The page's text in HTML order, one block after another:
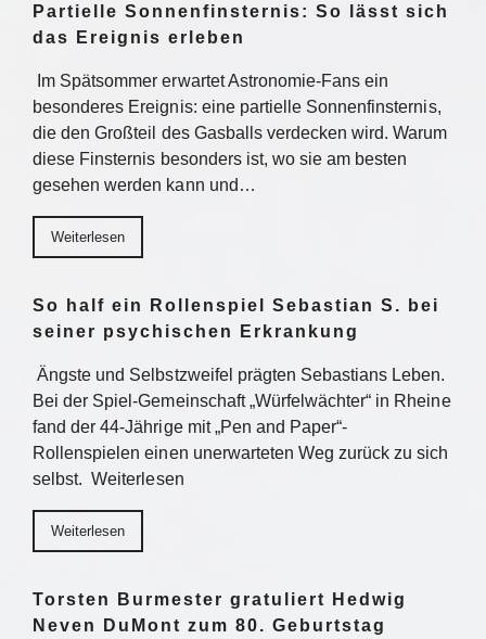
Partielle Sonnenfinsternis: So lässt sich
das Ereignis erleben
Im Spätsommer erwartet Astronomie-Fans ein
besonderes Ereignis: eine partielle Sonnenfinsternis,
die den Großteil des Gasballs verdecken wird. Warum
diese Finsternis besonders ist, wo sie am besten
gesehen werden kann und…
Weiterlesen
So half ein Rollenspiel Sebastian S. bei
seiner psychischen Erkrankung
Ängste und Selbstzweifel prägten Sebastians Leben.
Bei der Spiel-Gemeinschaft „Würfelwächter“ in Rheine
fand der 44-Jährige mit „Pen and Paper“-
Rollenspielen einen unerwarteten Weg zurück zu sich
selbst. Weiterlesen
Weiterlesen
Torsten Burmester gratuliert Hedwig
Neven DuMont zum 80. Geburtstag